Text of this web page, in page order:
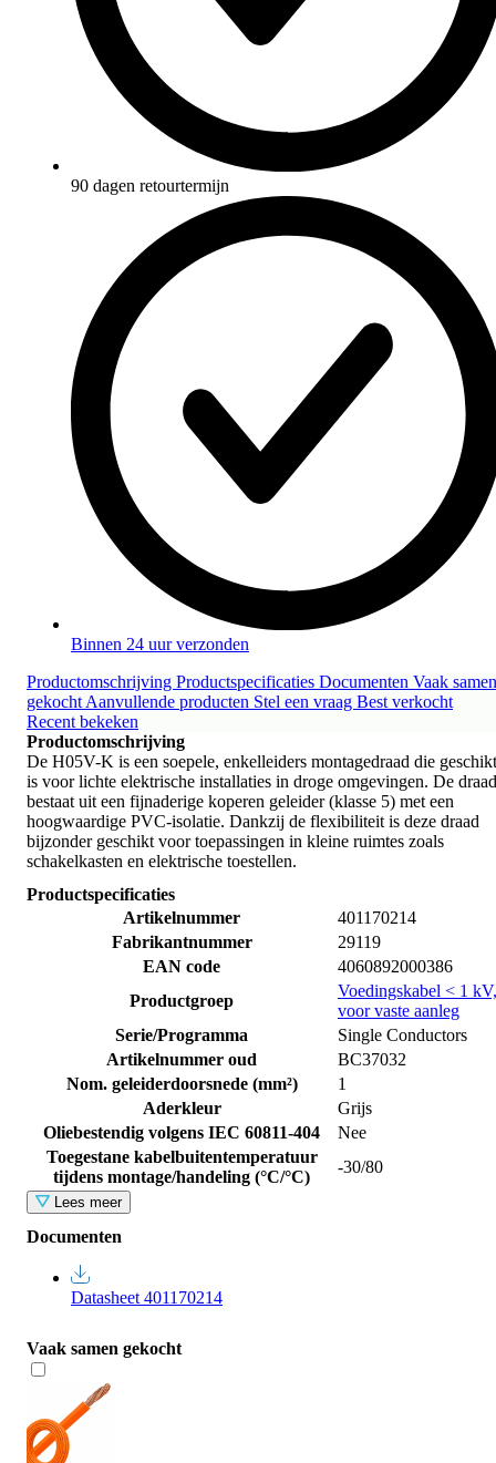
90 dagen retourtermijn
Binnen 24 uur verzonden
Productomschrijving Productspecificaties Documenten Vaak samen
gekocht Aanvullende producten Stel een vraag Best verkocht
Recent bekeken
Productomschrijving
De H05V-K is een soepele, enkelleiders montagedraad die geschikt
is voor lichte elektrische installaties in droge omgevingen. De draad
bestaat uit een fijnaderige koperen geleider (klasse 5) met een
hoogwaardige PVC-isolatie. Dankzij de flexibiliteit is deze draad
bijzonder geschikt voor toepassingen in kleine ruimtes zoals
schakelkasten en elektrische toestellen.
Productspecificaties
Artikelnummer
401170214
Fabrikantnummer
29119
EAN code
4060892000386
Productgroep
Voedingskabel < 1 kV,
voor vaste aanleg
Serie/Programma
Single Conductors
Artikelnummer oud
BC37032
Nom. geleiderdoorsnede (mm²)
1
Aderkleur
Grijs
Oliebestendig volgens IEC 60811-404
Nee
Toegestane kabelbuitentemperatuur
tijdens montage/handeling (°C/°C)
-30/80
Lees meer
Documenten
Datasheet 401170214
Vaak samen gekocht